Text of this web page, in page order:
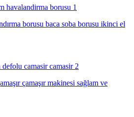
borusu baca soba borusu ikinci el
çamaşır makinesi sağlam ve